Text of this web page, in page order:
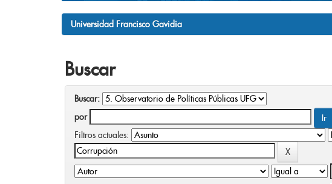
Universidad Francisco Gavidia
Buscar
Buscar:
por
Filtros actuales: